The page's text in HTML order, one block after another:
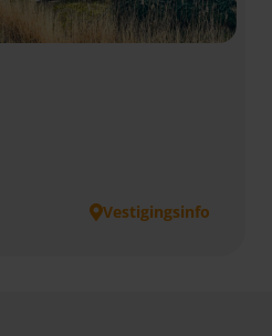
Vestigingsinfo